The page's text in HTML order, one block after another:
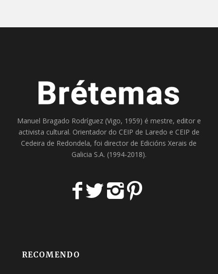
Manuel Bragado Rodríguez (Vigo, 1959) é mestre, editor e
activista cultural. Orientador do CEIP de Laredo e CEIP de
Cedeira de Redondela, foi director de Edicións Xerais de
Galicia S.A. (1994-2018).
RECOMENDO